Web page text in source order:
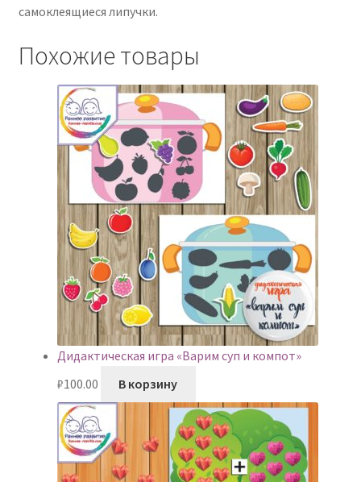
самоклеящиеся липучки.
Похожие товары
Дидактическая игра «Варим суп и компот»
₽100.00 В корзину